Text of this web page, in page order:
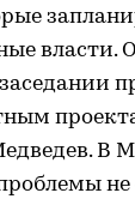
власти.
В
не